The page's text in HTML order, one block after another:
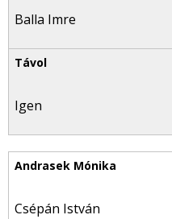
Balla Imre
Igen
Csépán István